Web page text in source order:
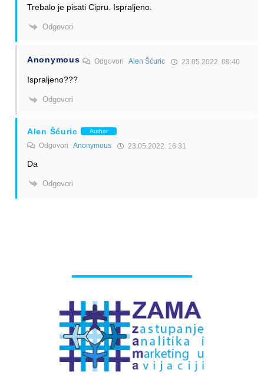
Trebalo je pisati Cipru. Ispraljeno.
Odgovori
Anonymous OdgovoriAlen Šćuric 23.05.2022. 09:40
Ispraljeno???
Odgovori
Alen Šćuric Author
Odgovori Anonymous 23.05.2022. 16:31
Da
Odgovori